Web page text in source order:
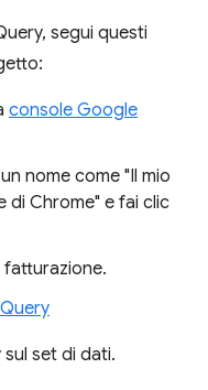
segui questi
console Google
nome come "Il mio
di Chrome" e fai clic
fatturazione.
set di dati.